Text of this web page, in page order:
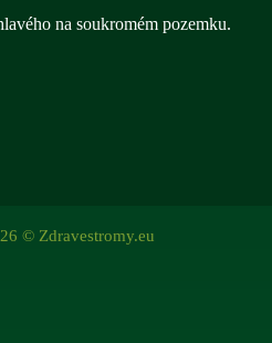
na soukromém pozemku.
© Zdravestromy.eu